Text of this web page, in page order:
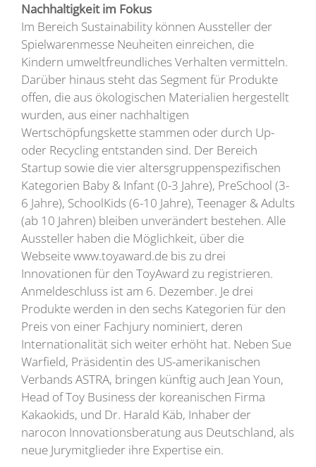
Nachhaltigkeit im Fokus
Im Bereich Sustainability können Aussteller der
Spielwarenmesse Neuheiten einreichen, die
Kindern umweltfreundliches Verhalten vermitteln.
Darüber hinaus steht das Segment für Produkte
offen, die aus ökologischen Materialien hergestellt
wurden, aus einer nachhaltigen
Wertschöpfungskette stammen oder durch Up-
oder Recycling entstanden sind. Der Bereich
Startup sowie die vier altersgruppenspezifischen
Kategorien Baby & Infant (0-3 Jahre), PreSchool (3-
6 Jahre), SchoolKids (6-10 Jahre), Teenager & Adults
(ab 10 Jahren) bleiben unverändert bestehen. Alle
Aussteller haben die Möglichkeit, über die
Webseite www.toyaward.de bis zu drei
Innovationen für den ToyAward zu registrieren.
Anmeldeschluss ist am 6. Dezember. Je drei
Produkte werden in den sechs Kategorien für den
Preis von einer Fachjury nominiert, deren
Internationalität sich weiter erhöht hat. Neben Sue
Warfield, Präsidentin des US-amerikanischen
Verbands ASTRA, bringen künftig auch Jean Youn,
Head of Toy Business der koreanischen Firma
Kakaokids, und Dr. Harald Käb, Inhaber der
narocon Innovationsberatung aus Deutschland, als
neue Jurymitglieder ihre Expertise ein.